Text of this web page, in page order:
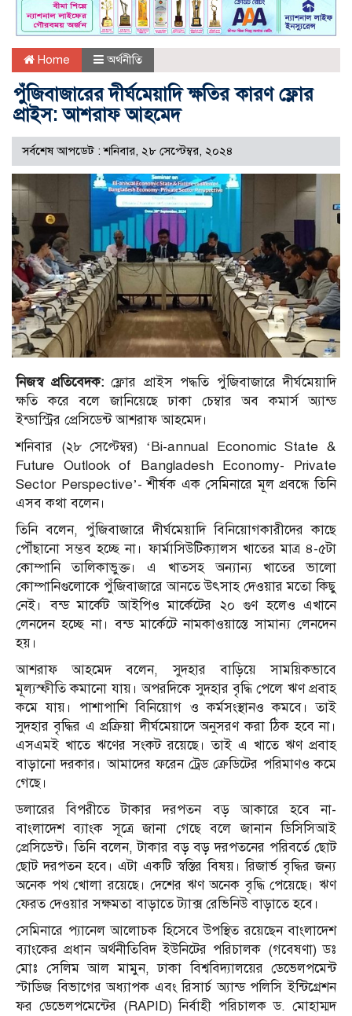
Home অর্থনীতি
পুঁজিবাজারের দীর্ঘমেয়াদি ক্ষতির কারণ ফ্লোর
প্রাইস: আশরাফ আহমেদ
সর্বশেষ আপডেট : শনিবার, ২৮ সেপ্টেম্বর, ২০২৪
নিজস্ব প্রতিবেদক: ফ্লোর প্রাইস পদ্ধতি পুঁজিবাজারে দীর্ঘমেয়াদি
ক্ষতি করে বলে জানিয়েছে ঢাকা চেম্বার অব কমার্স অ্যান্ড
ইন্ডাস্ট্রির প্রেসিডেন্ট আশরাফ আহমেদ।
শনিবার (২৮ সেপ্টেম্বর) ‘Bi-annual Economic State &
Future Outlook of Bangladesh Economy- Private
Sector Perspective’- শীর্ষক এক সেমিনারে মূল প্রবন্ধে তিনি
এসব কথা বলেন।
তিনি বলেন, পুঁজিবাজারে দীর্ঘমেয়াদি বিনিয়োগকারীদের কাছে
পৌঁছানো সম্ভব হচ্ছে না। ফার্মাসিউটিক্যালস খাতের মাত্র ৪-৫টা
কোম্পানি তালিকাভুক্ত। এ খাতসহ অন্যান্য খাতের ভালো
কোম্পানিগুলোকে পুঁজিবাজারে আনতে উৎসাহ দেওয়ার মতো কিছু
নেই। বন্ড মার্কেট আইপিও মার্কেটের ২০ গুণ হলেও এখানে
লেনদেন হচ্ছে না। বন্ড মার্কেটে নামকাওয়াস্তে সামান্য লেনদেন
হয়।
আশরাফ আহমেদ বলেন, সুদহার বাড়িয়ে সাময়িকভাবে
মূল্যস্ফীতি কমানো যায়। অপরদিকে সুদহার বৃদ্ধি পেলে ঋণ প্রবাহ
কমে যায়। পাশাপাশি বিনিয়োগ ও কর্মসংস্থানও কমবে। তাই
সুদহার বৃদ্ধির এ প্রক্রিয়া দীর্ঘমেয়াদে অনুসরণ করা ঠিক হবে না।
এসএমই খাতে ঋণের সংকট রয়েছে। তাই এ খাতে ঋণ প্রবাহ
বাড়ানো দরকার। আমাদের ফরেন ট্রেড ক্রেডিটের পরিমাণও কমে
গেছে।
ডলারের বিপরীতে টাকার দরপতন বড় আকারে হবে না-
বাংলাদেশ ব্যাংক সূত্রে জানা গেছে বলে জানান ডিসিসিআই
প্রেসিডেন্ট। তিনি বলেন, টাকার বড় বড় দরপতনের পরিবর্তে ছোট
ছোট দরপতন হবে। এটা একটি স্বস্তির বিষয়। রিজার্ভ বৃদ্ধির জন্য
অনেক পথ খোলা রয়েছে। দেশের ঋণ অনেক বৃদ্ধি পেয়েছে। ঋণ
ফেরত দেওয়ার সক্ষমতা বাড়াতে ট্যাক্স রেভিনিউ বাড়াতে হবে।
সেমিনারে প্যানেল আলোচক হিসেবে উপস্থিত রয়েছেন বাংলাদেশ
ব্যাংকের প্রধান অর্থনীতিবিদ ইউনিটের পরিচালক (গবেষণা) ডঃ
মোঃ সেলিম আল মামুন, ঢাকা বিশ্ববিদ্যালয়ের ডেভেলপমেন্ট
স্টাডিজ বিভাগের অধ্যাপক এবং রিসার্চ অ্যান্ড পলিসি ইন্টিগ্রেশন
ফর ডেভেলপমেন্টের (RAPID) নির্বাহী পরিচালক ড. মোহাম্মদ